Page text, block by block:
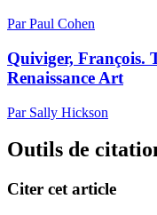
Par Paul Cohen
Quiviger, François.
Renaissance Art
Par Sally Hickson
Outils de
Citer cet article